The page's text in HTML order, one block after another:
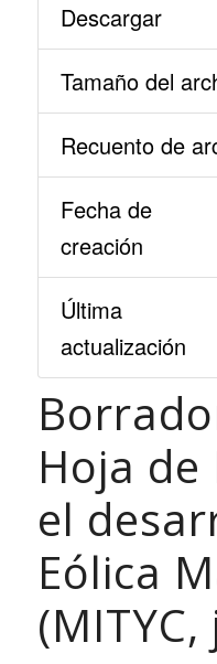
Descargar
Tamaño del
Recuento de
Fecha de
creación
Última
actualización
Hoja
el
Eólica